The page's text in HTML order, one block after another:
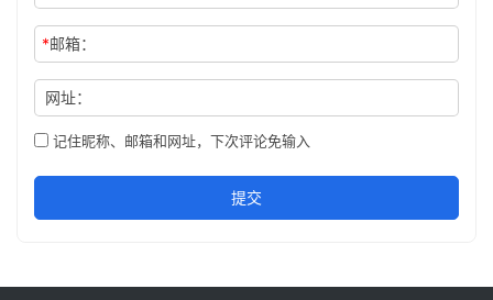
*邮箱：
网址：
记住昵称、邮箱和网址，下次评论免输入
提交